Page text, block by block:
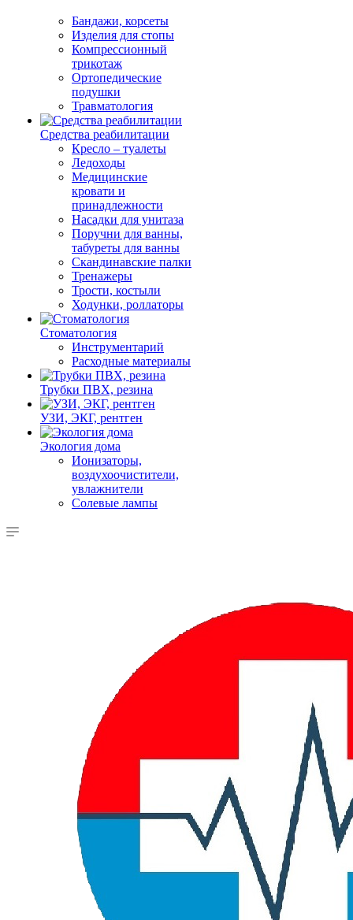
Бандажи, корсеты
Изделия для стопы
Компрессионный
трикотаж
Ортопедические
подушки
Травматология
Средства реабилитации
Кресло – туалеты
Ледоходы
Медицинские
кровати и
принадлежности
Насадки для унитаза
Поручни для ванны,
табуреты для ванны
Скандинавские палки
Тренажеры
Трости, костыли
Ходунки, роллаторы
Стоматология
Инструментарий
Расходные материалы
Трубки ПВХ, резина
УЗИ, ЭКГ, рентген
Экология дома
Ионизаторы,
воздухоочистители,
увлажнители
Солевые лампы